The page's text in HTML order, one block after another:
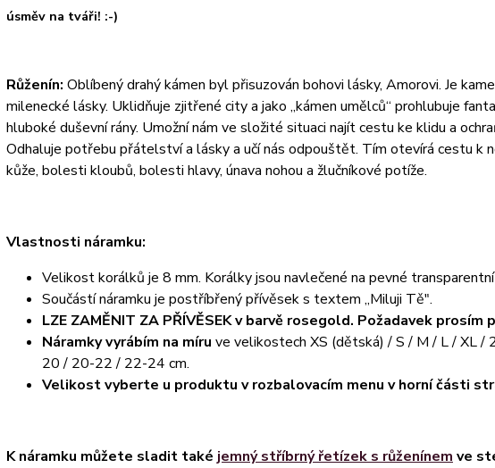
úsměv na tváři! :-)
Růženín: Oblíbený drahý kámen byl přisuzován bohovi lásky, Amorovi. Je
milenecké lásky. Uklidňuje zjitřené city a jako „kámen umělců“ prohlubuje
hluboké duševní rány. Umožní nám ve složité situaci najít cestu ke klidu a
Odhaluje potřebu přátelství a lásky a učí nás odpouštět. Tím otevírá cestu k
kůže, bolesti kloubů, bolesti hlavy, únava nohou a žlučníkové potíže.
Vlastnosti náramku:
Velikost korálků je 8 mm. Korálky jsou navlečené na pevné
Součástí náramku je postříbřený přívěsek s textem ,,Miluji Tě".
LZE ZAMĚNIT ZA PŘÍVĚSEK v barvě rosegold. Požadavek prosím
Náramky vyrábím na míru ve velikostech XS (dětská) / S / M / L / XL
20 / 20-22 / 22-24 cm.
Velikost vyberte u produktu v rozbalovacím menu v horní části
K náramku můžete sladit také jemný stříbrný řetízek s růženínem ve